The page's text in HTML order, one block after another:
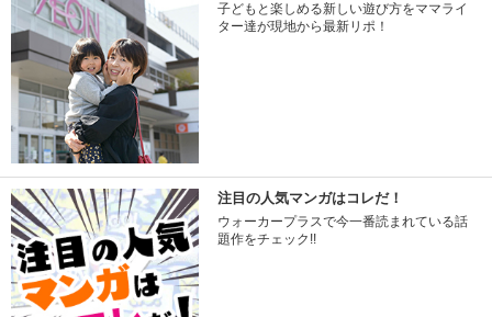
子どもと楽しめる新しい遊び方をママライ
ター達が現地から最新リポ！
注目の人気マンガはコレだ！
ウォーカープラスで今一番読まれている話
題作をチェック!!